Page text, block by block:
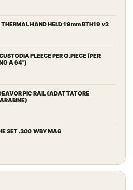
THERMAL HAND HELD 19mm BTH19 v2
FLEECE PER O.PIECE (PER
A 64")
PIC RAIL (ADATTATORE
SET .300 WBY MAG